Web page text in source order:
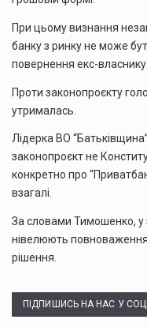
При цьому визнання
банку з ринку не може
повернення екс-власнику.
Проти законопроєкту
утрималась.
Лідерка ВО
законопроєкт не
конкретно про
взагалі.
За словами Тимошенко, у
нівелюють повноваження
рішення.
ПІДПИШИСЬ НА НАС У